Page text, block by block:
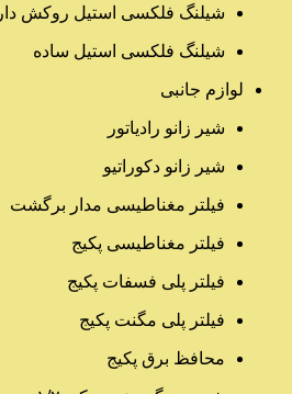
شیلنگ فلکسی استیل روکش دار
شیلنگ فلکسی استیل ساده
لوازم جانبی
شیر زانو رادیاتور
شیر زانو دکوراتیو
فیلتر مغناطیسی مدار برگشت
فیلتر مغناطیسی پکیج
فیلتر پلی فسفات پکیج
فیلتر پلی مگنت پکیج
محافظ برق پکیج